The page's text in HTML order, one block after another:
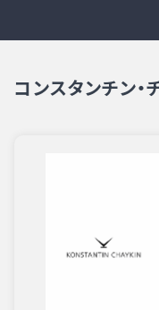
コンスタンチン